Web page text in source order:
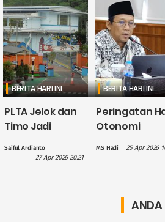
BERITA HARI INI
PLTA Jelok dan
Timo Jadi
dalam
Saiful Ardianto
27 Apr 2026 20:21
BERITA HARI INI
Peringatan
Otonomi
Hilmy: Hak
Sekadar
Wacana
MS Hadi 25 Apr 2026
ANDA